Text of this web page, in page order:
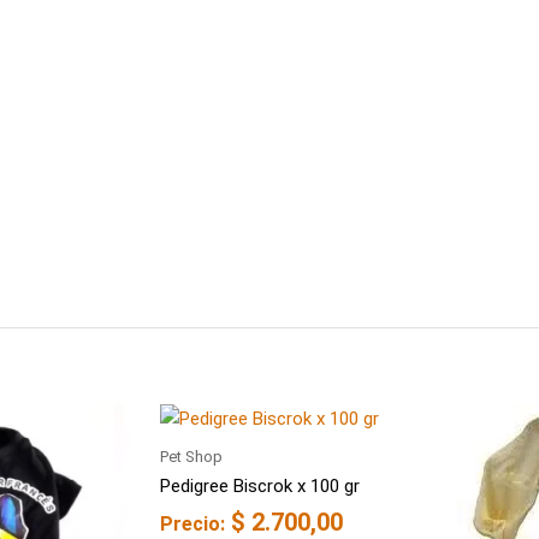
Pet Shop
Pedigree Biscrok x 100 gr
Precio: $ 2.700,00